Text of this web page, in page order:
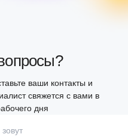
ваши контакты и
свяжется с вами в
дня